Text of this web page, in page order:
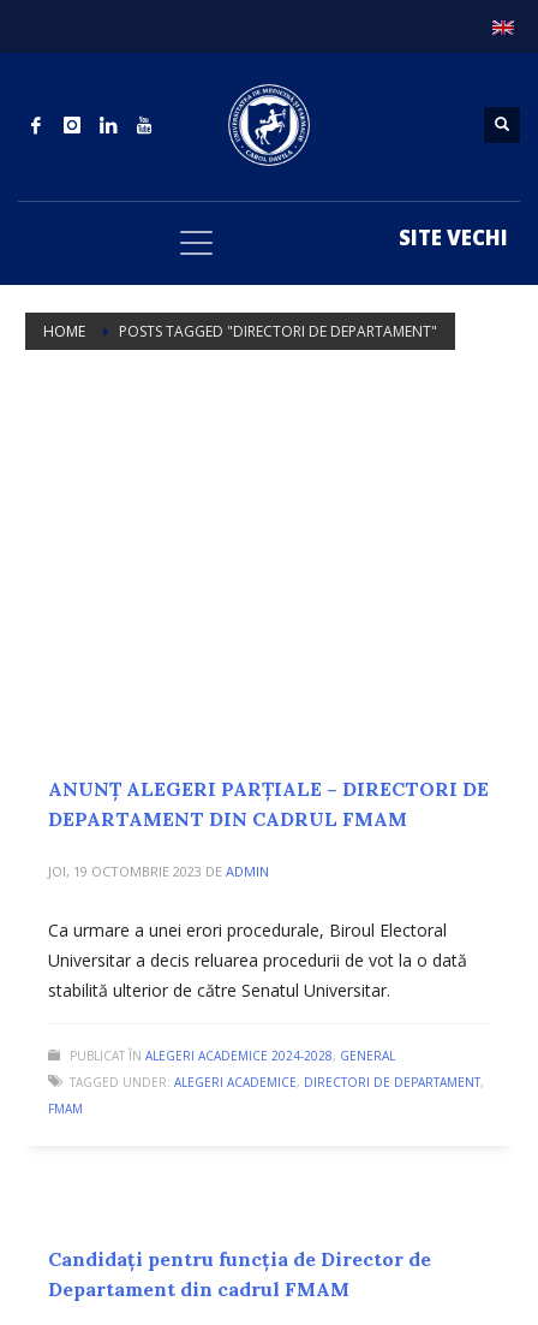
SITE VECHI
HOME POSTS TAGGED "DIRECTORI DE DEPARTAMENT"
ANUNȚ ALEGERI PARȚIALE – DIRECTORI DE
DEPARTAMENT DIN CADRUL FMAM
JOI, 19 OCTOMBRIE 2023 DE ADMIN
Ca urmare a unei erori procedurale, Biroul Electoral
Universitar a decis reluarea procedurii de vot la o dată
stabilită ulterior de către Senatul Universitar.
PUBLICAT ÎN ALEGERI ACADEMICE 2024-2028, GENERAL
TAGGED UNDER: ALEGERI ACADEMICE, DIRECTORI DE DEPARTAMENT,
FMAM
Candidați pentru funcția de Director de
Departament din cadrul FMAM